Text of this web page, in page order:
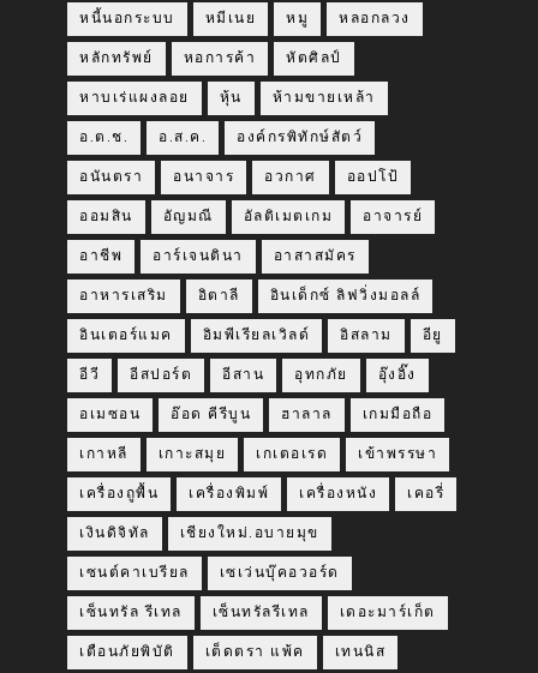
หนี้นอกระบบ หมีเนย หมู หลอกลวง
หลักทรัพย์ หอการค้า หัตศิลป์
หาบเร่แผงลอย หุ้น ห้ามขายเหล้า
อ.ต.ช. อ.ส.ค. องค์กรพิทักษ์สัตว์
อนันตรา อนาจาร อวกาศ ออปโป้
ออมสิน อัญมณี อัลติเมตเกม อาจารย์
อาชีพ อาร์เจนตินา อาสาสมัคร
อาหารเสริม อิตาลี อินเด็กซ์ ลิฟวิ่งมอลล์
อินเตอร์แมค อิมพีเรียลเวิลด์ อิสลาม อียู
อีวี อีสปอร์ต อีสาน อุทกภัย อุ๊งอิ๊ง
อเมซอน อ๊อด คีรีบูน ฮาลาล เกมมือถือ
เกาหลี เกาะสมุย เกเตอเรด เข้าพรรษา
เครื่องถูพื้น เครื่องพิมพ์ เครื่องหนัง เคอรี่
เงินดิจิทัล เชียงใหม่.อบายมุข
เซนต์คาเบรียล เซเว่นบุ๊คอวอร์ด
เซ็นทรัล รีเทล เซ็นทรัลรีเทล เดอะมาร์เก็ต
เตือนภัยพิบัติ เต็ดตรา แพ้ค เทนนิส